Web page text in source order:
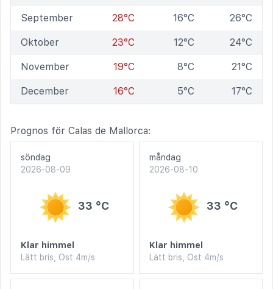
September 28°C 16°C 26°C
Oktober 23°C 12°C 24°C
November 19°C 8°C 21°C
December 16°C 5°C 17°C
Prognos för Calas de Mallorca:
söndag
2026-08-09
33 °C
Klar himmel
Lätt bris, Ost 4m/s
måndag
2026-08-10
33 °C
Klar himmel
Lätt bris, Ost 4m/s